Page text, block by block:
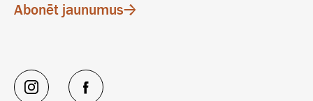
Abonēt jaunumus